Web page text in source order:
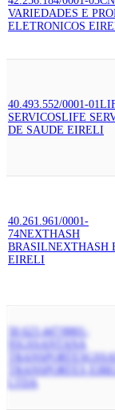
VARIEDADES E
ELETRONICOS
40.493.552/0001-01
SERVICOSLIFE
DE SAUDE EIRELI
40.261.961/0001-
74NEXTHASH
BRASILNEXTHASH
EIRELI
50.623.447/0001-
GSSANTANA
TRANSPORTES
TRANSPORTES